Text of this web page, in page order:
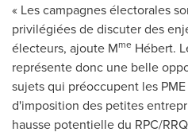
« Les campagnes électorales
privilégiées de discuter des
électeurs, ajoute Mme Hébert.
représente donc une belle
sujets qui préoccupent les
d'imposition des petites
hausse potentielle du RPC/